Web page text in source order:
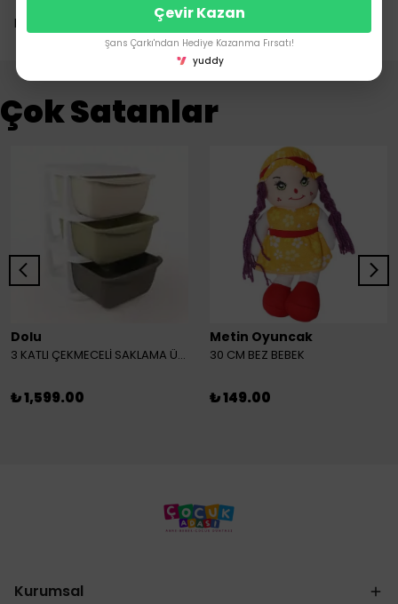
Bu ürün için henüz yorum yapılmamış.
Çok Satanlar
Dolu
3 KATLI ÇEKMECELİ SAKLAMA ÜNİTESİ
₺ 1,599.00
Metin Oyuncak
30 CM BEZ BEBEK
₺ 149.00
Kurumsal
Çevir Kazan
Şans Çarkı'ndan Hediye Kazanma Fırsatı!
yuddy